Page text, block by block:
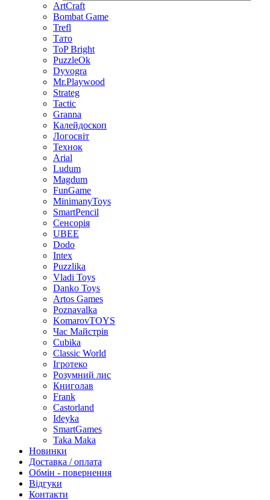
ArtCraft
Bombat Game
Trefl
Тато
ToP Bright
PuzzleOk
Dyvogra
Mr.Playwood
Strateg
Tactic
Granna
Калейдоскоп
Логосвіт
Технок
Arial
Ludum
Magdum
FunGame
MinimanyToys
SmartPencil
Сенсорія
UBEE
Dodo
Intex
Puzzlika
Vladi Toys
Danko Toys
Artos Games
Poznavalka
KomarovTOYS
Час Майстрів
Cubika
Classic World
Ігротеко
Розумний лис
Книголав
Frank
Castorland
Ideyka
SmartGames
Taka Maka
Новинки
Доставка / оплата
Обмін - повернення
Відгуки
Контакти